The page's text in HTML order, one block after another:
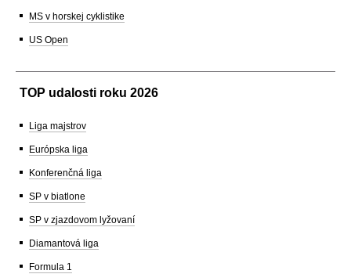
MS v horskej cyklistike
US Open
TOP udalosti roku 2026
Liga majstrov
Európska liga
Konferenčná liga
SP v biatlone
SP v zjazdovom lyžovaní
Diamantová liga
Formula 1